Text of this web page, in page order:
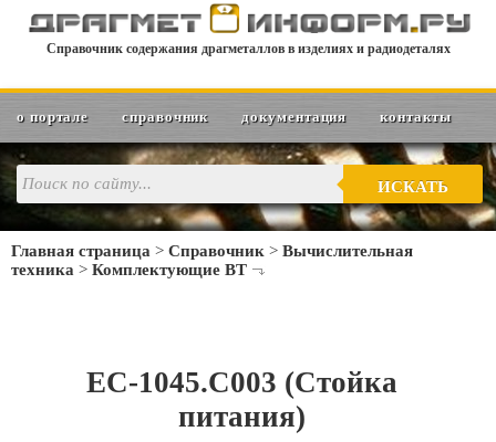
Справочник содержания драгметаллов в изделиях и радиодеталях
о портале справочник документация контакты
ИСКАТЬ
Главная страница > Справочник > Вычислительная
техника > Комплектующие ВТ
ЕС-1045.С003 (Стойка
питания)